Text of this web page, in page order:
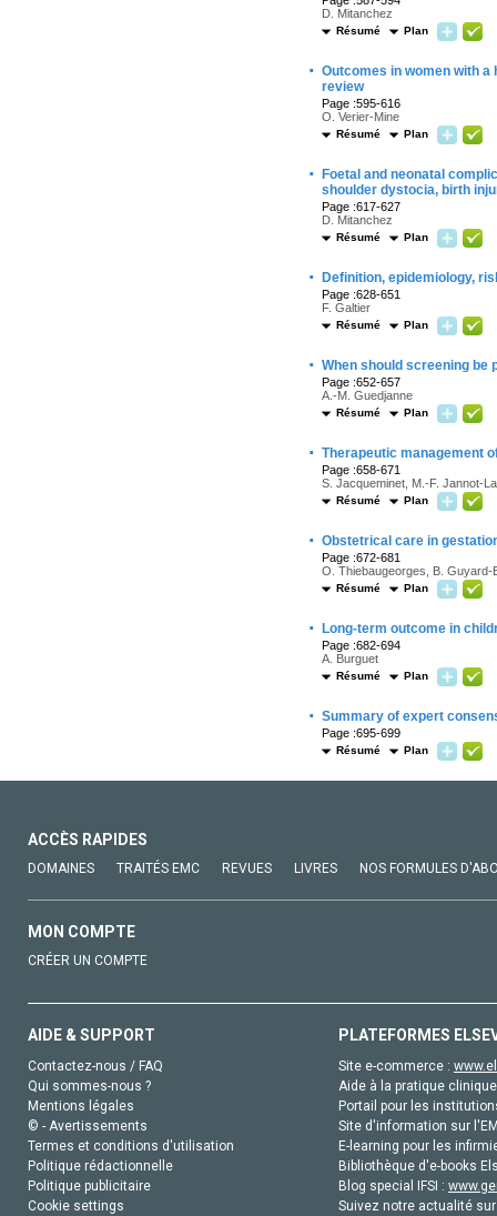
D. Mitanchez
Résumé Plan
· Outcomes in women with
review
Page :595-616
O. Verier-Mine
Résumé Plan
·
Foetal and neonatal
shoulder dystocia, birth
Page :617-627
D. Mitanchez
Résumé Plan
· Definition, epidemiology,
Page :628-651
F. Galtier
Résumé Plan
· When should screening be
Page :652-657
A.-M. Guedjanne
Résumé Plan
· Therapeutic management
Page :658-671
S. Jacqueminet, M.-F. Jannot-
Résumé Plan
· Obstetrical care in
Page :672-681
O. Thiebaugeorges, B. Guyard-
Résumé Plan
· Long-term outcome in
Page :682-694
A. Burguet
Résumé Plan
· Summary of expert
Page :695-699
Résumé Plan
ACCÈS RAPIDES
DOMAINES TRAITÉS EMC REVUES LIVRES NOS FORMULES
MON COMPTE
CRÉER UN COMPTE
AIDE & SUPPORT
Contactez-nous / FAQ
Qui sommes-nous ?
Mentions légales
© - Avertissements
Termes et conditions d'utilisation
Politique rédactionnelle
Politique publicitaire
Cookie settings
PLATEFORMES
Site e-commerce :
Aide à la pratique
Portail pour les
Site d'information sur
E-learning pour les
Bibliothèque d'e-books
Blog special IFSI :
Suivez notre actualité